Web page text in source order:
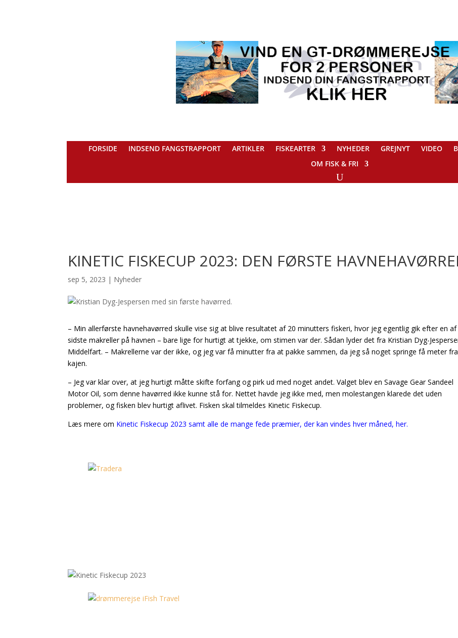
FORSIDE INDSEND FANGSTRAPPORT ARTIKLER FISKEARTER NYHEDER GREJNYT VIDEO
OM FISK & FRI
KINETIC FISKECUP 2023: DEN FØRSTE
sep 5, 2023 | Nyheder
– Min allerførste havnehavørred skulle vise sig at blive resultatet af 20 minutters fiskeri, hvor jeg egentlig gik efter en af
sidste makreller på havnen – bare lige for hurtigt at tjekke, om stimen var der. Sådan lyder det fra Kristian Dyg-
Middelfart. – Makrellerne var der ikke, og jeg var få minutter fra at pakke sammen, da jeg så noget springe få meter fra
kajen.
– Jeg var klar over, at jeg hurtigt måtte skifte forfang og pirk ud med noget andet. Valget blev en Savage Gear Sandeel
Motor Oil, som denne havørred ikke kunne stå for. Nettet havde jeg ikke med, men molestangen klarede det uden
problemer, og fisken blev hurtigt aflivet. Fisken skal tilmeldes Kinetic Fiskecup.
Læs mere om Kinetic Fiskecup 2023 samt alle de mange fede præmier, der kan vindes hver måned, her.